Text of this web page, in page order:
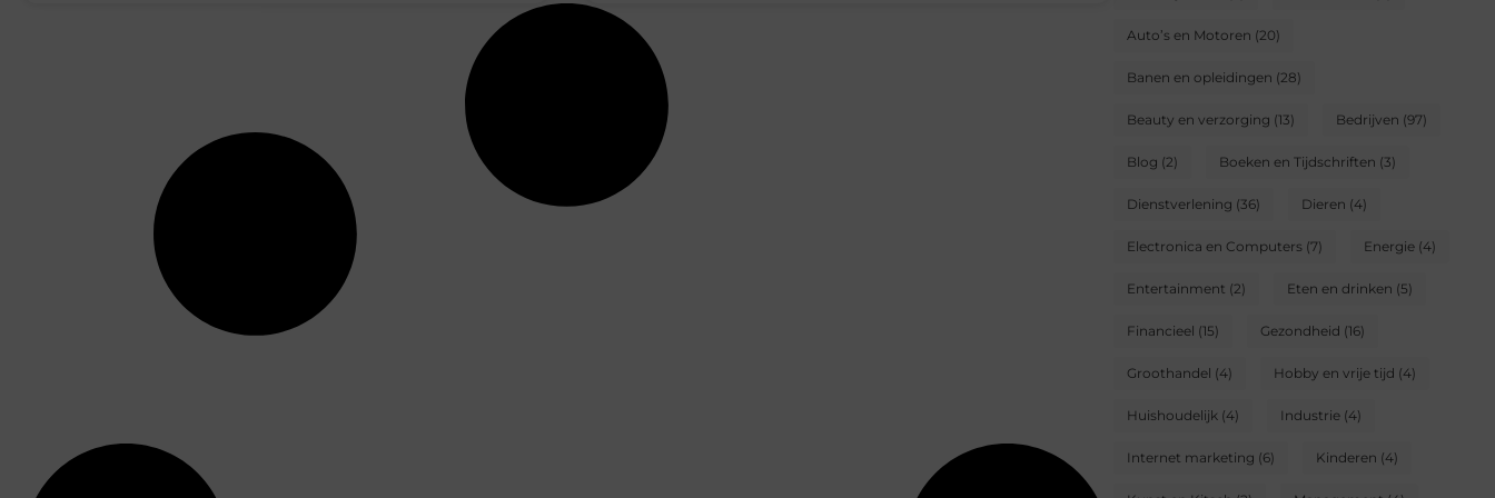
Auto’s en Motoren (20)
Banen en opleidingen (28)
Beauty en verzorging (13) Bedrijven (97)
Blog (2) Boeken en Tijdschriften (3)
Dienstverlening (36) Dieren (4)
Electronica en Computers (7) Energie (4)
Entertainment (2) Eten en drinken (5)
Financieel (15) Gezondheid (16)
Groothandel (4) Hobby en vrije tijd (4)
Huishoudelijk (4) Industrie (4)
Internet marketing (6) Kinderen (4)